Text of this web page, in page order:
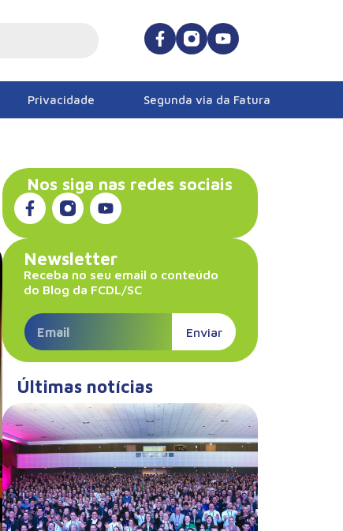
Privacidade Segunda via da Fatura
Nos siga nas redes sociais
Newsletter
Receba no seu email o conteúdo
do Blog da FCDL/SC
Enviar
Últimas notícias